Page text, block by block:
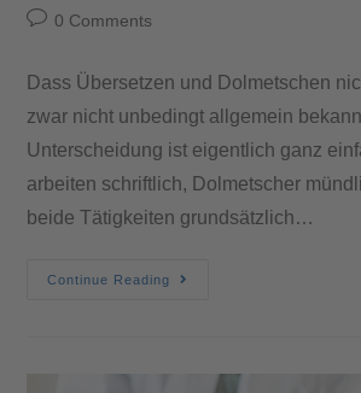
0 Comments
Dass Übersetzen und Dolmetschen
zwar nicht unbedingt allgemein
Unterscheidung ist eigentlich ganz
arbeiten schriftlich, Dolmetscher
beide Tätigkeiten grundsätzlich…
Continue Reading